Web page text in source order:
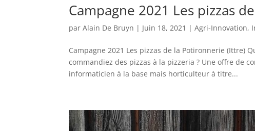
Campagne 2021 Les pizzas
parAlain De Bruyn | Juin 18, 2021 |Agri-Innovation,
Campagne 2021 Les pizzas de la Potironnerie (Ittre)
commandiez des pizzas à la pizzeria ? Une offre de
informaticien à la base mais horticulteur à titre...